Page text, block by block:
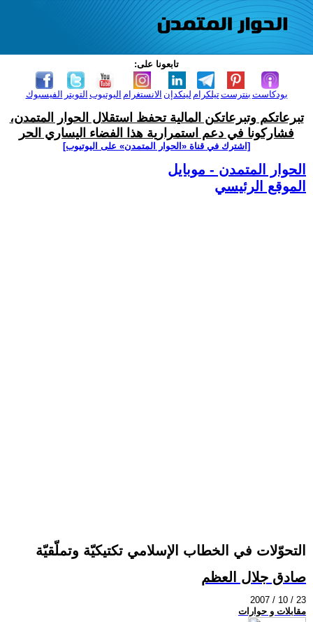
تابعونا على:
الفيسبوك التويتر اليوتيوب الانستغرام لينكدإن تيلكرامبنترست بودكاست
تبرعاتكم وتبرعاتكن المالية تحفظ استقلال الحوار المتمدن،
فشاركونا في دعم استمرارية هذا الفضاء اليساري الحر
[اشترك في قناة ‫«الحوار المتمدن» على اليوتيوب]
الحوار المتمدن - موبايل
الموقع الرئيسي
التحوّلات في الخطاب الإسلامي تكتيكيّة وتملّقيّة
صادق جلال العظم
2007 / 10 / 23
مقابلات و حوارات